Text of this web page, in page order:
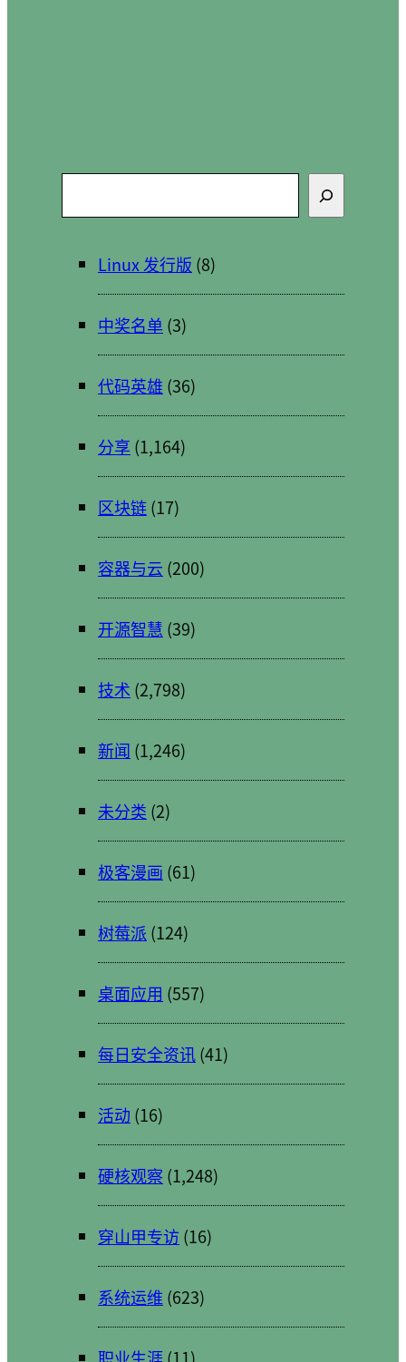
索
Linux 发行版 (8)
中奖名单 (3)
代码英雄 (36)
分享 (1,164)
区块链(17)
容器与云 (200)
开源智慧 (39)
技术 (2,798)
新闻 (1,246)
未分类 (2)
极客漫画 (61)
树莓派 (124)
桌面应用 (557)
每日安全资讯(41)
活动 (16)
硬核观察 (1,248)
穿山甲专访(16)
系统运维(623)